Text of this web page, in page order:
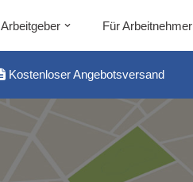
Für Arbeitnehmer
Kostenloser Angebotsversand